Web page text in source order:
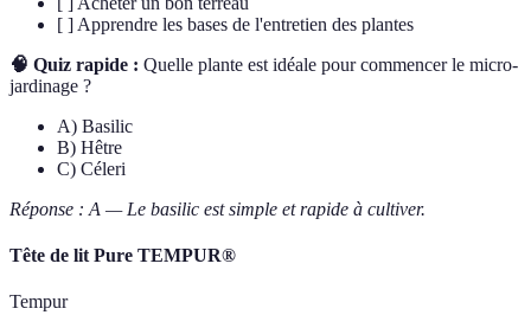
[ ] Apprendre les bases de l'entretien des plantes
🧠 Quiz rapide : Quelle plante est idéale pour commencer le micro-
jardinage ?
A) Basilic
B) Hêtre
C) Céleri
Réponse : A — Le basilic est simple et rapide à cultiver.
Tête de lit Pure TEMPUR®
Tempur